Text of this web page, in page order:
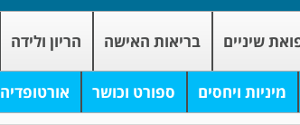
שיניים בריאות האישה הריון ולידה
מיניות ויחסים ספורט וכושר אורטופדיה